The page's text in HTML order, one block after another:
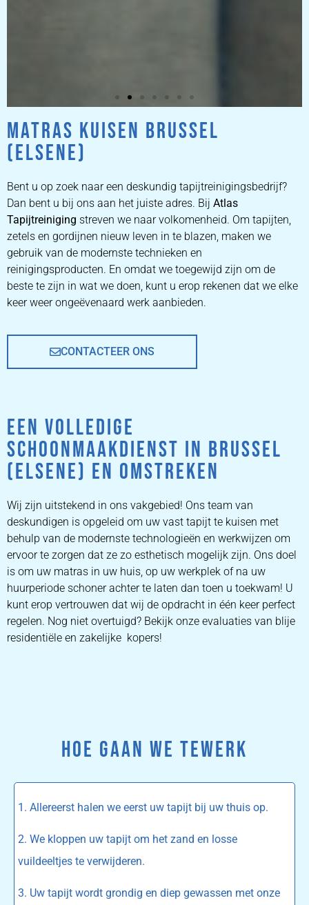
ZETEL
REINIGEN
ZETEL REINIGEN DOOR
PROFESSIONALS
PRIJZEN
MATRAS KUISEN BRUSSEL
(ELSENE)
Bent u op zoek naar een deskundig tapijtreinigingsbedrijf?
Dan bent u bij ons aan het juiste adres. Bij Atlas
Tapijtreiniging streven we naar volkomenheid. Om tapijten,
zetels en gordijnen nieuw leven in te blazen, maken we
gebruik van de modernste technieken en
reinigingsproducten. En omdat we toegewijd zijn om de
beste te zijn in wat we doen, kunt u erop rekenen dat we elke
keer weer ongeëvenaard werk aanbieden.
CONTACTEER ONS
EEN VOLLEDIGE
SCHOONMAAKDIENST IN BRUSSEL
(ELSENE) EN OMSTREKEN
Wij zijn uitstekend in ons vakgebied! Ons team van
deskundigen is opgeleid om uw vast tapijt te kuisen met
behulp van de modernste technologieën en werkwijzen om
ervoor te zorgen dat ze zo esthetisch mogelijk zijn. Ons doel
is om uw matras in uw huis, op uw werkplek of na uw
huurperiode schoner achter te laten dan toen u toekwam! U
kunt erop vertrouwen dat wij de opdracht in één keer perfect
regelen. Nog niet overtuigd? Bekijk onze evaluaties van blije
residentiële en zakelijke kopers!
HOE GAAN WE TEWERK
1. Allereerst halen we eerst uw tapijt bij uw thuis op.
2. We kloppen uw tapijt om het zand en losse
vuildeeltjes te verwijderen.
3. Uw tapijt wordt grondig en diep gewassen met onze